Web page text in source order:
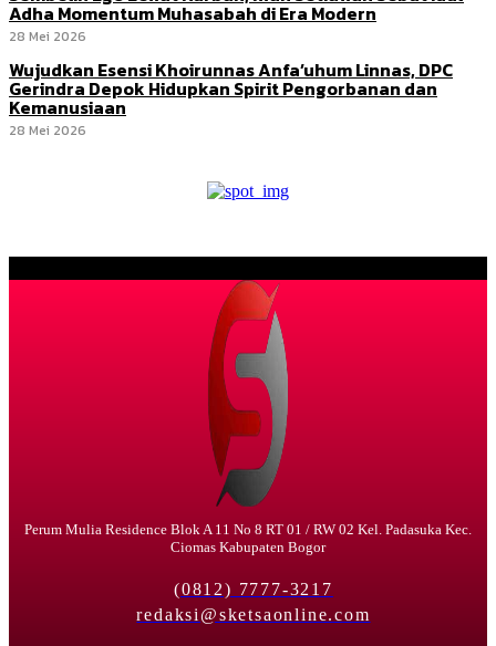
Adha Momentum Muhasabah di Era Modern
28 Mei 2026
Wujudkan Esensi Khoirunnas Anfa’uhum Linnas, DPC
Gerindra Depok Hidupkan Spirit Pengorbanan dan
Kemanusiaan
28 Mei 2026
Perum Mulia Residence Blok A 11 No 8 RT 01 / RW 02 Kel. Padasuka Kec.
Ciomas Kabupaten Bogor
(0812) 7777-3217
redaksi@sketsaonline.com